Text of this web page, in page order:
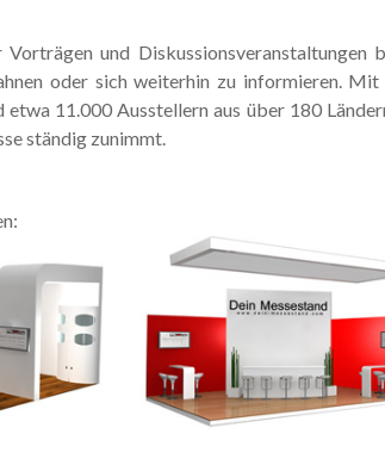
und Diskussionsveranstaltungen
oder sich weiterhin zu informieren. Mit
11.000 Ausstellern aus über 180
ständig zunimmt.